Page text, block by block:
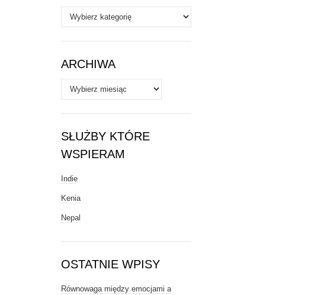
Autorzy
/
Tematy
ARCHIWA
Archiwa
SŁUŻBY KTÓRE
WSPIERAM
Indie
Kenia
Nepal
OSTATNIE WPISY
Równowaga między emocjami a